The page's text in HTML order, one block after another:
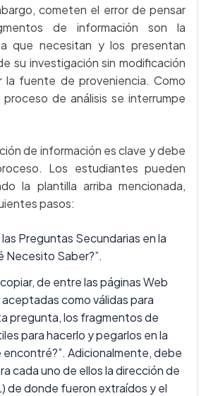
cometen el error de pensar
de información son la
que necesitan y los presentan
su investigación sin modificación
la fuente de proveniencia. Como
de análisis se interrumpe
de información es clave y debe
Los estudiantes pueden
la plantilla arriba mencionada,
pasos:
Preguntas Secundarias en la
Necesito Saber?”.
de entre las páginas Web
como válidas para
pregunta, los fragmentos de
para hacerlo y pegarlos en la
encontré?”. Adicionalmente, debe
cada uno de ellos la dirección de
de donde fueron extraídos y el